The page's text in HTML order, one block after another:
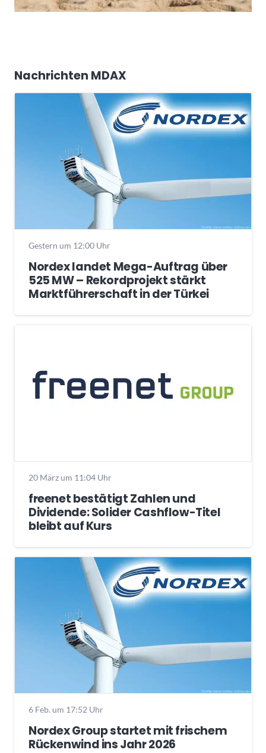
Nachrichten MDAX
Gestern um 12:00 Uhr
Nordex landet Mega-Auftrag über
525 MW – Rekordprojekt stärkt
Marktführerschaft in der Türkei
20 März um 11:04 Uhr
freenet bestätigt Zahlen und
Dividende: Solider Cashflow-Titel
bleibt auf Kurs
6 Feb. um 17:52 Uhr
Nordex Group startet mit frischem
Rückenwind ins Jahr 2026